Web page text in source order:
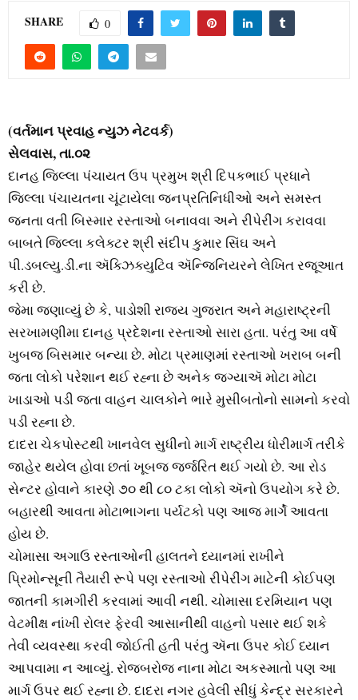
E
U
SHARE 0
(વર્તમાન પ્રવાહ ન્યુઝ નેટવર્ક)
સેલવાસ, તા.૦૨
દાનહ જિલ્લા પંચાયત ઉપ પ્રમુખ શ્રી દિપકભાઈ પ્રધાને
જિલ્લા પંચાયતના ચૂંટાયેલા જનપ્રતિનિધીઓ અને સમસ્ત
જનતા વતી બિસ્માર રસ્તાઓ બનાવવા અને રીપેરીંગ કરાવવા
બાબતે જિલ્લા કલેક્ટર શ્રી સંદીપ કુમાર સિંઘ અને
પી.ડબલ્યુ.ડી.ના ઍક્ઝિક્યુટિવ ઍન્જિનિયરને લેખિત રજૂઆત
કરી છે.
જેમા જણાવ્યું છે કે, પાડોશી રાજ્ય ગુજરાત અને મહારાષ્ટ્રની
સરખામણીમા દાનહ પ્રદેશના રસ્તાઓ સારા હતા. પરંતુ આ વર્ષે
ખુબજ બિસમાર બન્યા છે. મોટા પ્રમાણમાં રસ્તાઓ ખરાબ બની
જતા લોકો પરેશાન થઈ રહ્ના છે અનેક જગ્યાઍ મોટા મોટા
ખાડાઓ પડી જતા વાહન ચાલકોને ભારે મુસીબતોનો સામનો કરવો
પડી રહ્ના છે.
દાદરા ચેકપોસ્ટથી ખાનવેલ સુધીનો માર્ગ રાષ્ટ્રીય ધોરીમાર્ગ તરીકે
જાહેર થયેલ હોવા છતાં ખૂબજ જર્જરિત થઈ ગયો છે. આ રોડ
સેન્ટર હોવાને કારણે ૭૦ થી ૮૦ ટકા લોકો ઍનો ઉપયોગ કરે છે.
બહારથી આવતા મોટાભાગના પર્યટકો પણ આજ માર્ગે આવતા
હોય છે.
ચોમાસા અગાઉ રસ્તાઓની હાલતને ધ્યાનમાં રાખીને
પ્રિમોન્સૂની તૈયારી રૂપે પણ રસ્તાઓ રીપેરીંગ માટેની કોઈપણ
જાતની કામગીરી કરવામાં આવી નથી. ચોમાસા દરમિયાન પણ
વેટમીક્ષ નાંખી રોલર ફેરવી આસાનીથી વાહનો પસાર થઈ શકે
તેવી વ્યવસ્થા કરવી જોઈતી હતી પરંતુ ઍના ઉપર કોઈ ધ્યાન
આપવામા ન આવ્યું. રોજબરોજ નાના મોટા અકસ્માતો પણ આ
માર્ગ ઉપર થઈ રહ્ના છે. દાદરા નગર હવેલી સીધું કેન્દ્ર સરકારને